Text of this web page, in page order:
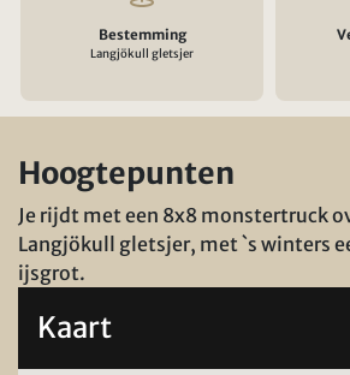
Bestemming
Langjökull gletsjer
Hoogtepunten
Je rijdt met een 8x8 monstertruck
Langjökull gletsjer, met `s winters
ijsgrot.
Kaart